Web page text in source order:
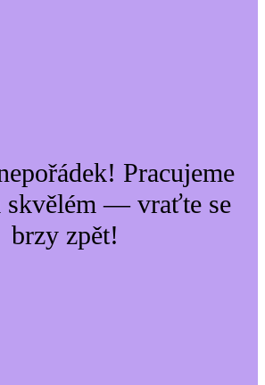
Pracujeme
skvělém — vraťte se
brzy zpět!